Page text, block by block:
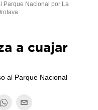
Parque Nacional por La
a cuajar
al Parque Nacional